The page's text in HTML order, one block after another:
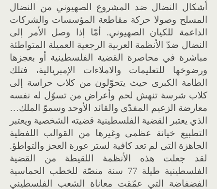
أشكال النضال ضد المشروع الصهيوني من النضال
المسلح وصولا حركة مقاطعة المؤسسات والشركات
الداعمة للكيان الصهيوني. أمّا إذا وصل الأمر إلى
النضال ضدّ الأنظمة العربية الرجعية العميلة المتواطئة
مباشرة في محاصرة القضية الفلسطينية أو بعجزها
ورضوخها للتعليمات والاملاءات الإمبريالية، فتلك
الطامة الكبرى حيث يتحوّلون من كلاب حراسة إلى
كلاب شرسة تنهش لحم وأعراض من تسوّل له نفسه
معارضة الزعيم المفدّى والقائد الأوحد وسموّ الملك…
الذي يعتبر القضية الفلسطينية قضيته الشخصية ويعتبر
التطبيع خيانة عظمى وغيرها من القوالب اللفظية
الجاهزة التي لم تعد كافية لستر عورة العجز والتواطؤ.
لقد جعلت هذه الأنظمة اللقيطة من القضية
الفلسطينية طيلة 77 سنة منصّة للخطب الحماسية
الفضفاضة التي عمّقت معاناة الشعب الفلسطيني